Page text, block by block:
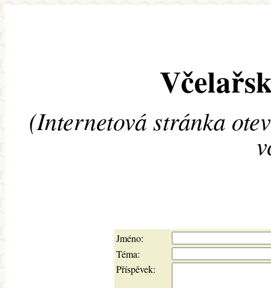
(Internetová stránka
Jméno:
Téma:
Příspěvek: